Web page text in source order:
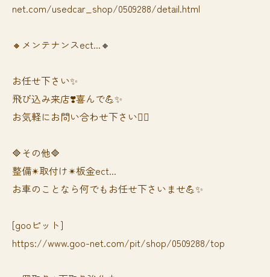
net.com/usedcar_shop/0509288/detail.html
🔸メンテナンスect...🔸
お任せ下さい✨
飛び込み来店❣️喜んで💪✨
お気軽にお問い合わせ下さい🙆‍♀️
🔷その他🔷
整備✴︎取付け✴︎板金ect...
お車のことなら何でもお任せ下さいませ💪✨
[gooピット]
https://www.goo-net.com/pit/shop/0509288/top